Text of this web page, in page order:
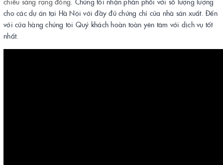
cho các dự án tại Hà Nội với đầy đủ chứng chỉ của nhà sản xuất. Đến
với cửa hàng chúng tôi Quý khách hoàn toàn yên tâm với dịch vụ tốt
nhất.